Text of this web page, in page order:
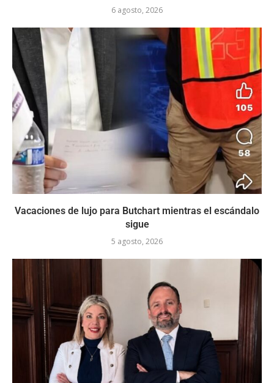
6 agosto, 2026
Vacaciones de lujo para Butchart mientras el escándalo
sigue
5 agosto, 2026